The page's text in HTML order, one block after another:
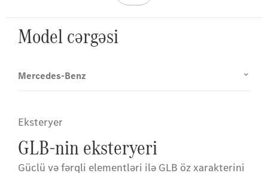
Model cərgəsi
Mercedes-Benz
Eksteryer
GLB-nin eksteryeri
Güclü və fərqli elementləri ilə GLB öz xarakterini